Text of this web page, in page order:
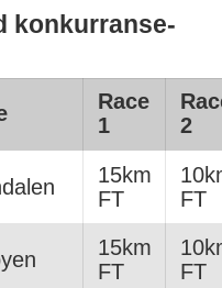
konkurranse-
Race
1
2
15km
FT
FT
15km
FT
FT